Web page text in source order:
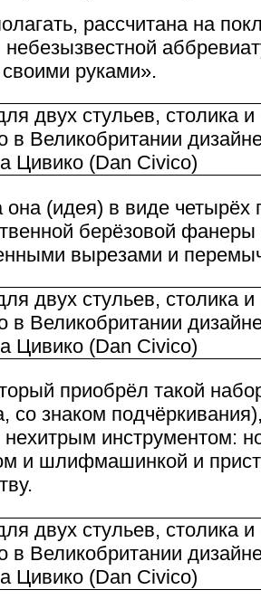
рассчитана на
небезызвестной
руками».
она (идея) в виде четырёх
берёзовой фанеры
вырезами и
приобрёл такой
со знаком
нехитрым инструментом:
и шлифмашинкой и